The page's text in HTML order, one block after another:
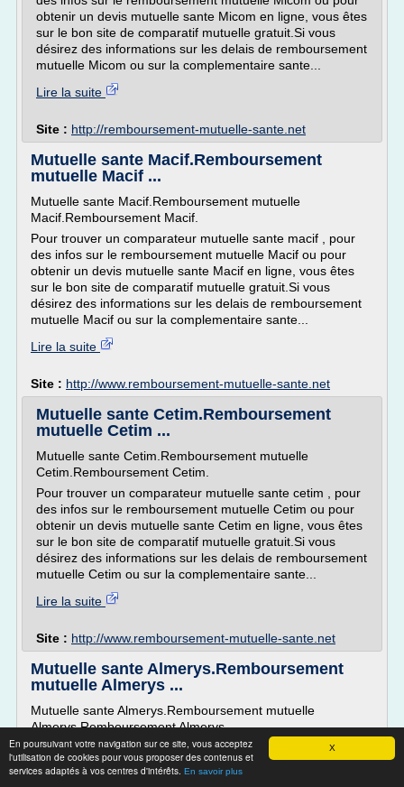
X
En poursuivant votre navigation sur ce site, vous acceptez
l'utilisation de cookies pour vous proposer des contenus et
services adaptés à vos centres d'intérêts. En savoir plus
obtenir un devis mutuelle sante Micom en ligne, vous êtes
sur le bon site de comparatif mutuelle gratuit.Si vous
désirez des informations sur les delais de remboursement
mutuelle Micom ou sur la complementaire sante...
Lire la suite
Site : http://remboursement-mutuelle-sante.net
Mutuelle sante Macif.Remboursement
mutuelle Macif ...
Mutuelle sante Macif.Remboursement mutuelle
Macif.Remboursement Macif.
Pour trouver un comparateur mutuelle sante macif , pour
des infos sur le remboursement mutuelle Macif ou pour
obtenir un devis mutuelle sante Macif en ligne, vous êtes
sur le bon site de comparatif mutuelle gratuit.Si vous
désirez des informations sur les delais de remboursement
mutuelle Macif ou sur la complementaire sante...
Lire la suite
Site : http://www.remboursement-mutuelle-sante.net
Mutuelle sante Cetim.Remboursement
mutuelle Cetim ...
Mutuelle sante Cetim.Remboursement mutuelle
Cetim.Remboursement Cetim.
Pour trouver un comparateur mutuelle sante cetim , pour
des infos sur le remboursement mutuelle Cetim ou pour
obtenir un devis mutuelle sante Cetim en ligne, vous êtes
sur le bon site de comparatif mutuelle gratuit.Si vous
désirez des informations sur les delais de remboursement
mutuelle Cetim ou sur la complementaire sante...
Lire la suite
Site : http://www.remboursement-mutuelle-sante.net
Mutuelle sante Almerys.Remboursement
mutuelle Almerys ...
Mutuelle sante Almerys.Remboursement mutuelle
Almerys.Remboursement Almerys.
Pour trouver un comparateur mutuelle sante almerys , pour
des infos sur le remboursement mutuelle Almerys ou pour
obtenir un devis mutuelle sante Almerys en ligne, vous êtes